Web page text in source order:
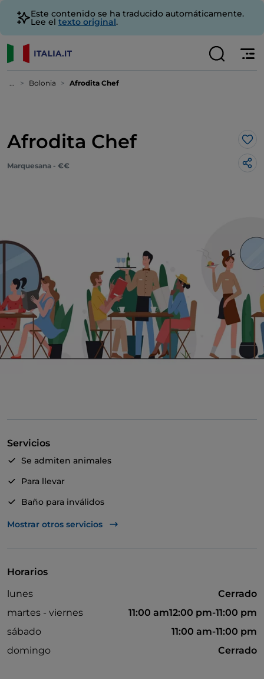
Este contenido se ha traducido automáticamente.
Lee el texto original.
... Bolonia Afrodita Chef
Afrodita Chef Me
Marquesana - €€
Servicios
Se admiten animales
Para llevar
Baño para inválidos
Bancomat
Pago con Satispay
Visa
Mostrar otros servicios
Horarios
lunes
Cerrado
martes - viernes
11:00 am12:00 pm-11:00 pm
sábado
11:00 am-11:00 pm
domingo
Cerrado